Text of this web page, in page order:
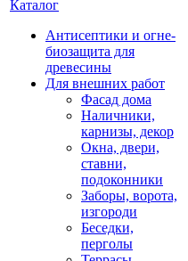
Каталог
Антисептики и огне-
биозащита для
древесины
Для внешних работ
Фасад дома
Наличники,
карнизы, декор
Окна, двери,
ставни,
подоконники
Заборы, ворота,
изгороди
Беседки,
перголы